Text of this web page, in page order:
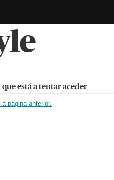
está a tentar aceder
à página anterior.